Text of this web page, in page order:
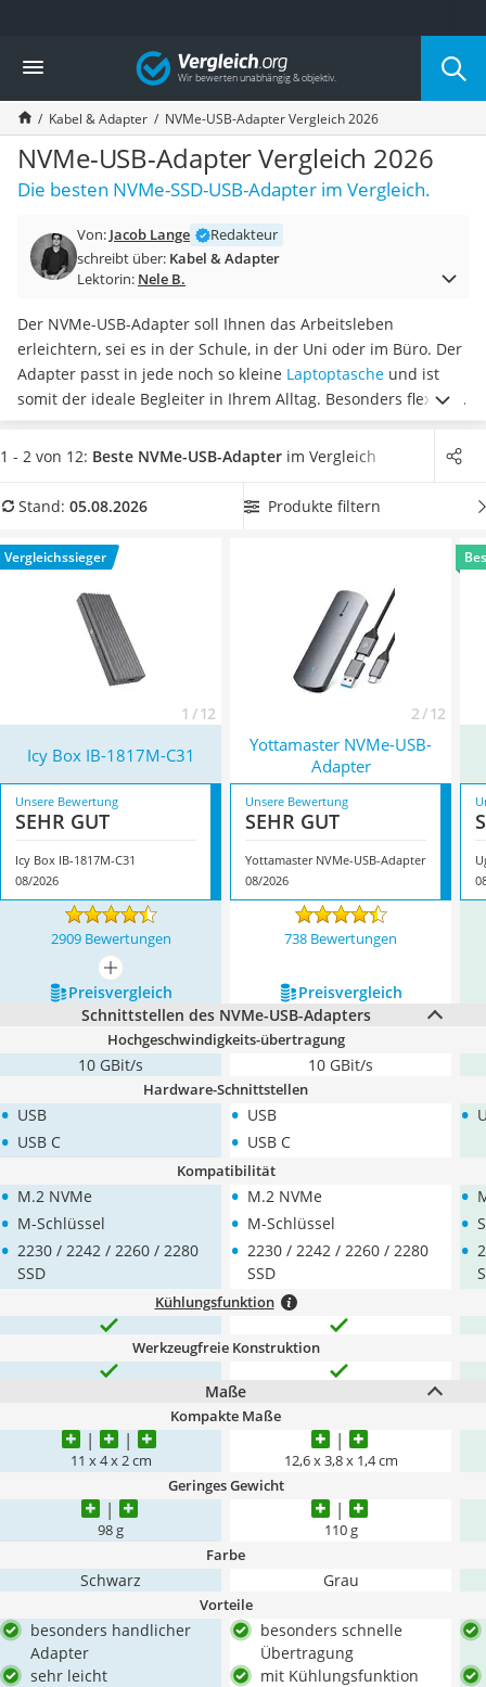
Die beliebtesten Vergleiche nach Kategorie
Elektronik
Powerstation
Monitor 32 Zoll 4K
Fernseher
Drucker
Desktop-PC
Diascanner
Laser-Multifunktionsdrucker
Powerstation mit Solarpanel
Gaming-PC
Soundbar
17-Zoll-Laptop
Satellitenschüssel
Gaming-Headset
Tablets unter 200 Euro
Lichtwecker
Acer Aspire
Vergleich
Kabel & Adapter NVMe-USB-Adapter Vergleich 2026
NVMe-USB-Adapter Vergleich 2026
Die besten NVMe-SSD-USB-Adapter im Vergleich.
Von: Jacob Lange
Redakteur
schreibt über: Kabel & Adapter
Lektorin: Nele B.
Der NVMe-USB-Adapter soll Ihnen das Arbeitsleben
erleichtern, sei es in der Schule, in der Uni oder im Büro. Der
Adapter passt in jede noch so kleine Laptoptasche und ist
somit der ideale Begleiter in Ihrem Alltag. Besonders flexibel
sind Sie mit einem solchenAdapter, welcher verschiedene
Anschlussmöglichkeiten besitzt. Gängige Tests im Internet
Adapter. Wählen Sie jetzt aus unserer Vergleichstabelle
aus, um beispielsweise USB, USB-C und Thunderbolt variabel
nutzen zu können. Überzeugt hat uns hier im August 2026
besonders das Modell
Icy Box IB-1817M-C31* mit seinen
Eigenschaften.
1 - 2 von 12: Beste NVMe-USB-Adapter im Vergleich
Stand: 05.08.2026 Produkte filtern
Vergleichssieger
1 / 12 2 / 12
Icy Box IB-1817M-C31
Yottamaster NVMe-USB-
Adapter
Unsere Bewertung
SEHR GUT
Icy Box IB-1817M-C31
08/2026
Unsere Bewertung
SEHR GUT
Yottamaster NVMe-USB-Adapter
08/2026
2909 Bewertungen 738 Bewertungen
mehr anzeigen
Preis­vergleich
Preis­vergleich
Schnittstellen des NVMe-USB-Adapters
Hochgeschwindigkeits-übertragung
10 GBit/s 10 GBit/s
Hardware-Schnittstellen
• USB
• USB C
• USB
• USB C
•
Kompatibilität
• M.2 NVMe
• M-Schlüssel
• 2230 / 2242 / 2260 / 2280
SSD
• M.2 NVMe
• M-Schlüssel
• 2230 / 2242 / 2260 / 2280
SSD
•
•
•
Kühlungsfunktion
Werkzeugfreie Konstruktion
Maße
Kompakte Maße
11 x 4 x 2 cm 12,6 x 3,8 x 1,4 cm
Geringes Gewicht
98 g 110 g
Farbe
Schwarz Grau
Vorteile
besonders handlicher
Adapter
sehr leicht
besonders schnelle
Übertragung
mit Kühlungsfunktion